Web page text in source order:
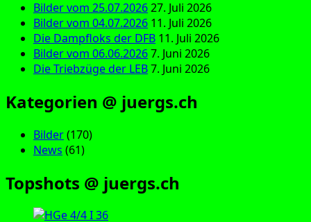
Bilder vom 25.07.202627. Juli 2026
Bilder vom 04.07.2026 11. Juli 2026
Die Dampfloks der DFB 11. Juli 2026
Bilder vom 06.06.20267. Juni 2026
Die Triebzüge der LEB7. Juni 2026
Kategorien @ juergs.ch
Bilder(170)
News (61)
Topshots @ juergs.ch